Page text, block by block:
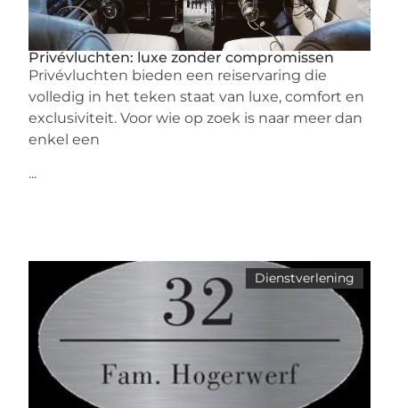
Privévluchten: luxe zonder compromissen
Privévluchten bieden een reiservaring die
volledig in het teken staat van luxe, comfort en
exclusiviteit. Voor wie op zoek is naar meer dan
enkel een
...
Dienstverlening